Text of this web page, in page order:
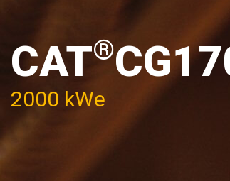
CAT®
2000 kWe